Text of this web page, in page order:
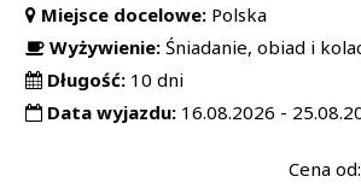
Miejsce docelowe: Polska
Wyżywienie: Śniadanie, obiad i
Długość: 10 dni
Data wyjazdu: 16.08.2026 -
Cena od: